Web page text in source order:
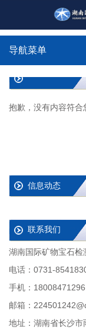
导航菜单
抱歉，没有内容符合
信息动态
联系我们
湖南国际矿物宝石检
电话：0731-
手机：18008471296
邮箱：
地址：湖南省长沙